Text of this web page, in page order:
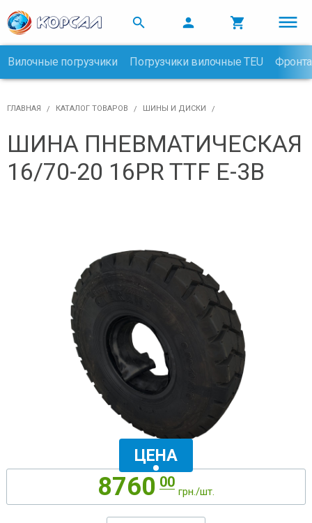
  
Вилочные погрузчики Погрузчики вилочные TEU
ГЛАВНАЯ КАТАЛОГ ТОВАРОВ ШИНЫ И ДИСКИ
ШИНА ПНЕВМАТИЧЕСКАЯ
16/70-20 16PR TTF E-3B
8760 00
грн./шт.
ЦЕНА